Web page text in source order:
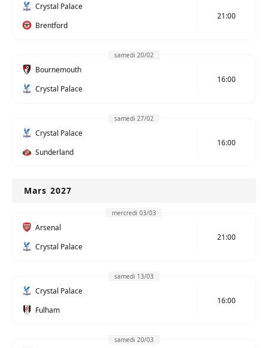
Crystal Palace
Brentford
21:00
samedi 20/02
Bournemouth
Crystal Palace
16:00
samedi 27/02
Crystal Palace
Sunderland
16:00
Mars 2027
mercredi 03/03
Arsenal
Crystal Palace
21:00
samedi 13/03
Crystal Palace
Fulham
16:00
samedi 20/03